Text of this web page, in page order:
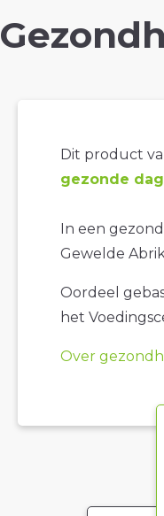
Dit product
gezonde
In een
Gewelde
Oordeel
het
Over